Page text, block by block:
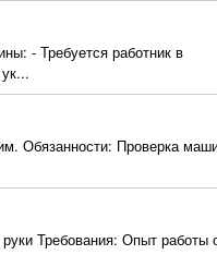
- Требуется работник в
Обязанности: Проверка
Требования: Опыт работы